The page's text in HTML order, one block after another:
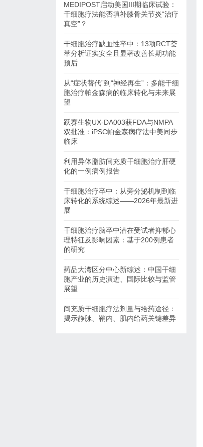
MEDIPOST启动美国III期临床试验：
干细胞疗法能否填补膝骨关节炎“治疗
真空”？
干细胞治疗缺血性卒中：13项RCT荟
萃分析证实安全且显著改善长期功能
预后
从“症状替代”到“神经再生”：多能干细
胞治疗帕金森病的临床转化与未来展
望
跃赛生物UX-DA003获FDA与NMPA
双批准：iPSC帕金森病疗法中美同步
临床
利用异体脂肪间充质干细胞治疗肝硬
化的一例病例报告
干细胞治疗卒中：从旁分泌机制到临
床转化的系统综述——2026年最新进
展
干细胞治疗脑卒中潜在受试者抑郁心
理特征及影响因素：基于200例患者
的研究
药品大湾区分中心新综述：中国干细
胞产业的历史演进、国际比较与监管
展望
间充质干细胞疗法剂量与给药途径：
揭示静脉、鞘内、肌内给药关键差异